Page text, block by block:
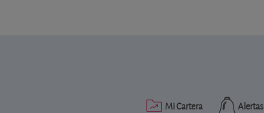
Alertas
Mi Cartera